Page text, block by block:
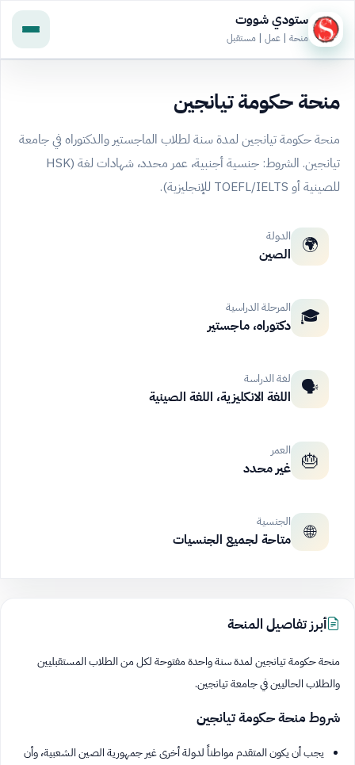
ستودي شووت
منحة | عمل | مستقبل
منحة حكومة تيانجين
منحة حكومة تيانجين لمدة سنة لطلاب الماجستير والدكتوراه في جامعة
تيانجين. الشروط: جنسية أجنبية، عمر محدد، شهادات لغة (HSK
للصينية أو TOEFL/IELTS للإنجليزية).
🌍 الدولة
الصين
🎓 المرحلة الدراسية
دكتوراه، ماجستير
🗣️ لغة الدراسة
اللغة الانكليزية، اللغة الصينية
🎂 العمر
غير محدد
🌐 الجنسية
متاحة لجميع الجنسيات
أبرز تفاصيل المنحة
منحة حكومة تيانجين لمدة سنة واحدة مفتوحة لكل من الطلاب المستقبليين
والطلاب الحاليين في جامعة تيانجين.
شروط منحة حكومة تيانجين
يجب أن يكون المتقدم مواطناً لدولة أخرى غير جمهورية الصين الشعبية، وأن